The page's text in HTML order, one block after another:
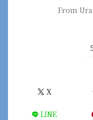
From
X
LINE